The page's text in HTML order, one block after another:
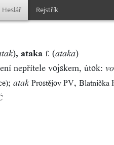
Heslář Rejstřík
), ataka f. (ataka)
nepřítele vojskem, útok:
; atak Prostějov PV, Blatnička